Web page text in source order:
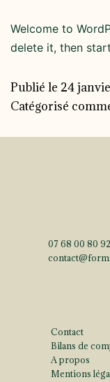
Welcome to
delete it, then
Publié le 24
Catégorisé
Contact
Bilans de
A propos
Mentions
07 68 00 80 92
contact@